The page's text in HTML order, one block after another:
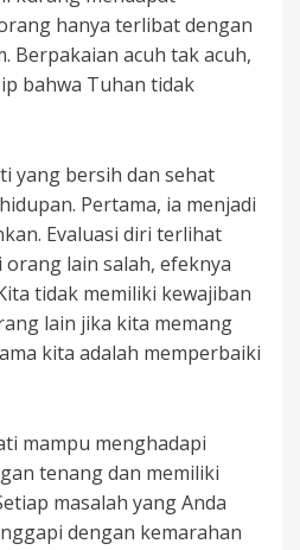
hanya terlibat dengan
Berpakaian acuh tak acuh,
bahwa Tuhan tidak
yang bersih dan sehat
Pertama, ia menjadi
Evaluasi diri terlihat
orang lain salah, efeknya
tidak memiliki kewajiban
lain jika kita memang
kita adalah memperbaiki
mampu menghadapi
tenang dan memiliki
masalah yang Anda
dengan kemarahan